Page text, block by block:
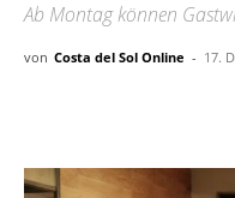
Ab Montag können
von Costa del Sol Online - 17.